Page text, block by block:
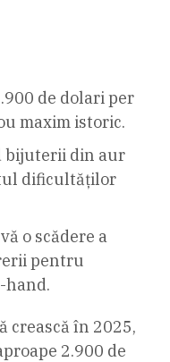
de dolari per
maxim istoric.
bijuterii din aur
dificultăților
o scădere a
pentru
hand.
crească în 2025,
2.900 de